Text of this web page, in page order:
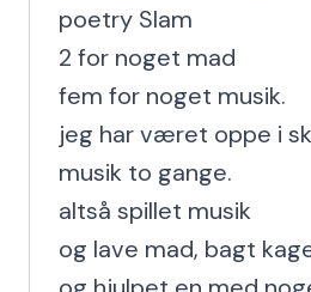
poetry Slam
2 for noget mad
fem for noget musik.
jeg har været oppe i
musik to gange.
altså spillet musik
og lave mad, bagt